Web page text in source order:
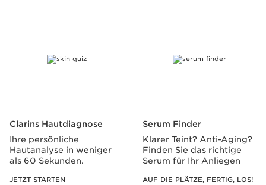
Clarins Hautdiagnose
Ihre persönliche
Hautanalyse in weniger
als 60 Sekunden.
JETZT STARTEN
Serum Finder
Klarer Teint? Anti-Aging?
Finden Sie das richtige
Serum für Ihr Anliegen
AUF DIE PLÄTZE, FERTIG, LOS!